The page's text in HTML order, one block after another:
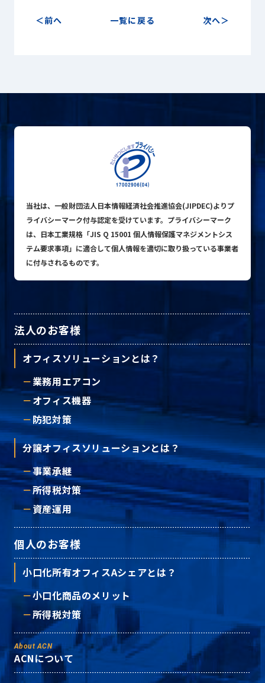
mail お問い合わせ
プライバシーポリシー
© ACN Inc.
前へ 一覧に戻る 次へ
当社は、一般財団法人日本情報経済社会推進協会(JIPDEC)よりプ
ライバシーマーク付与認定を受けています。プライバシーマーク
は、日本工業規格「JIS Q 15001 個人情報保護マネジメントシス
テム要求事項」に適合して個人情報を適切に取り扱っている事業者
に付与されるものです。
法人のお客様
オフィスソリューションとは？
業務用エアコン
オフィス機器
防犯対策
分譲オフィスソリューションとは？
事業承継
所得税対策
資産運用
個人のお客様
小口化所有オフィスAシェアとは？
小口化商品のメリット
所得税対策
About ACN
ACNについて